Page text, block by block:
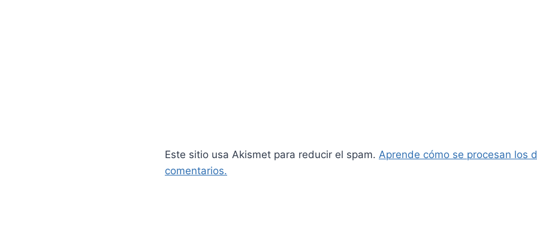
Este sitio usa Akismet para reducir el spam. Aprende cómo se procesan los
comentarios.